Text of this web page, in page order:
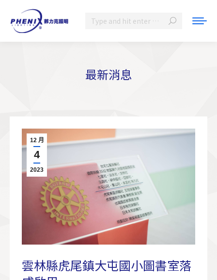
Search:
最新消息
12 月
4
2023
雲林縣虎尾鎮大屯國小圖書室落